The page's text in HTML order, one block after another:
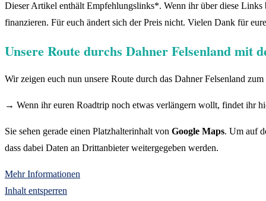
Dieser Artikel enthält Empfehlungslinks*. Wenn ihr über diese
finanzieren. Für euch ändert sich der Preis nicht. Vielen Dank für
Unsere Route durchs Dahner Felsenland mit
Wir zeigen euch nun unsere Route durch das Dahner Felsenland
→ Wenn ihr euren Roadtrip noch etwas verlängern wollt, findet ihr
Sie sehen gerade einen Platzhalterinhalt von Google Maps. Um auf
dass dabei Daten an Drittanbieter weitergegeben werden.
Mehr Informationen
Inhalt entsperren